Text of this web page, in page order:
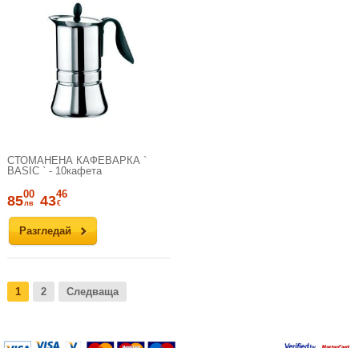
СТОМАНЕНА КАФЕВАРКА `
BASIC ` - 10кафета
Разгледай
8500
лв 4346
€
1 2 Следваща